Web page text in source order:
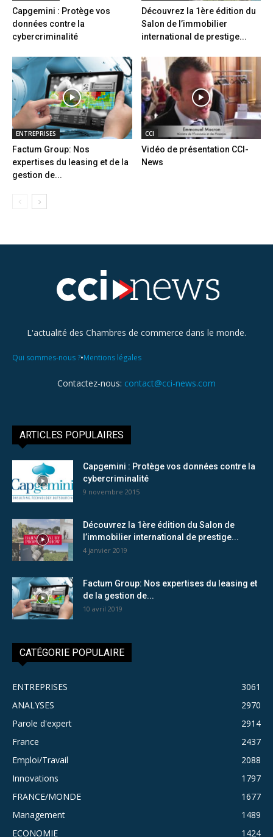
Capgemini : Protège vos
données contre la
cybercriminalité
Découvrez la 1ère édition du
Salon de l’immobilier
international de prestige...
ENTREPRISES
Factum Group: Nos
expertises du leasing et de la
gestion de...
CCI
Vidéo de présentation CCI-
News
L'actualité des Chambres de commerce dans le monde.
Qui sommes-nous ?•Mentions légales
Contactez-nous: contact@cci-news.com
ARTICLES POPULAIRES
Capgemini : Protège vos données contre la
cybercriminalité
9 novembre 2015
Découvrez la 1ère édition du Salon de
l’immobilier international de prestige...
4 janvier 2019
Factum Group: Nos expertises du leasing et
de la gestion de...
10 avril 2019
CATÉGORIE POPULAIRE
ENTREPRISES
3061
ANALYSES
2970
Parole d'expert
2914
France
2437
Emploi/Travail
2088
Innovations
1797
FRANCE/MONDE
1677
Management
1489
ECONOMIE
1424